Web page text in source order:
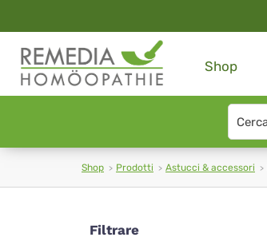
Shop
Search
type
Shop Prodotti Astucci & accessori
Filtrare